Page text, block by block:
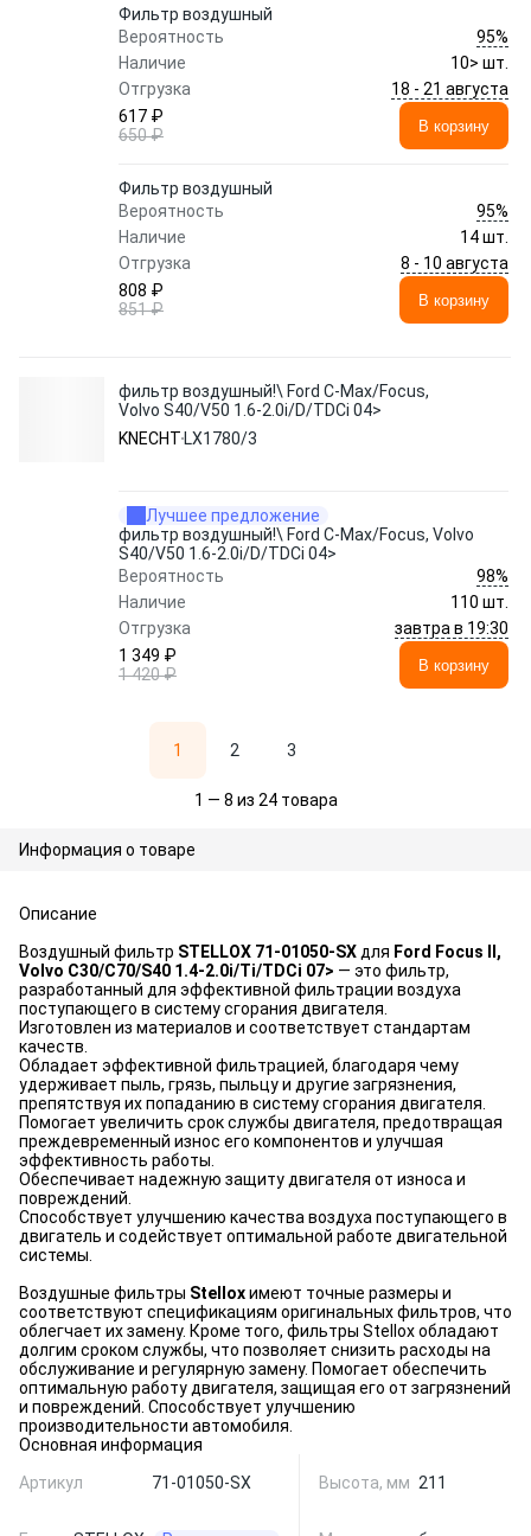
Фильтр воздушный
Вероятность
95%
Наличие
10> шт.
Отгрузка
18 - 21 августа
617 ₽
650 ₽
В корзину
Фильтр воздушный
Вероятность
95%
Наличие
14 шт.
Отгрузка
8 - 10 августа
808 ₽
851 ₽
В корзину
фильтр воздушный!\ Ford C-Max/Focus,
Volvo S40/V50 1.6-2.0i/D/TDCi 04>
KNECHT LX1780/3
Лучшее предложение
фильтр воздушный!\ Ford C-Max/Focus, Volvo
S40/V50 1.6-2.0i/D/TDCi 04>
Вероятность
98%
Наличие
110 шт.
Отгрузка
завтра в 19:30
1 349 ₽
1 420 ₽
В корзину
1 2 3
1 — 8 из 24 товара
Информация о товаре
Описание
Воздушный фильтр STELLOX 71-01050-SX для Ford Focus II,
Volvo C30/C70/S40 1.4-2.0i/Ti/TDCi 07> — это фильтр,
разработанный для эффективной фильтрации воздуха
поступающего в систему сгорания двигателя.
Изготовлен из материалов и соответствует стандартам
качеств.
Обладает эффективной фильтрацией, благодаря чему
удерживает пыль, грязь, пыльцу и другие загрязнения,
препятствуя их попаданию в систему сгорания двигателя.
Помогает увеличить срок службы двигателя, предотвращая
преждевременный износ его компонентов и улучшая
эффективность работы.
Обеспечивает надежную защиту двигателя от износа и
повреждений.
Способствует улучшению качества воздуха поступающего в
двигатель и содействует оптимальной работе двигательной
системы.
Воздушные фильтры Stelloxимеют точные размеры и
соответствуют спецификациям оригинальных фильтров, что
облегчает их замену. Кроме того, фильтры Stellox обладают
долгим сроком службы, что позволяет снизить расходы на
обслуживание и регулярную замену. Помогает обеспечить
оптимальную работу двигателя, защищая его от загрязнений
и повреждений. Способствует улучшению
производительности автомобиля.
Основная информация
Артикул
71-01050-SX Высота, мм 211